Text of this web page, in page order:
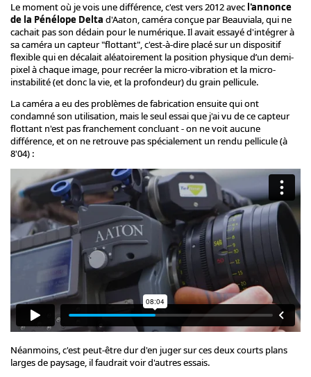
Le moment où je vois une différence, c'est vers 2012 avec l'annonce
de la Pénélope Delta d'Aaton, caméra conçue par Beauviala, qui ne
cachait pas son dédain pour le numérique. Il avait essayé d'intégrer à
sa caméra un capteur "flottant", c'est-à-dire placé sur un dispositif
flexible qui en décalait aléatoirement la position physique d’un demi-
pixel à chaque image, pour recréer la micro-vibration et la micro-
instabilité (et donc la vie, et la profondeur) du grain pellicule.
La caméra a eu des problèmes de fabrication ensuite qui ont
condamné son utilisation, mais le seul essai que j'ai vu de ce capteur
flottant n'est pas franchement concluant - on ne voit aucune
différence, et on ne retrouve pas spécialement un rendu pellicule (à
8'04) :
Néanmoins, c'est peut-être dur d'en juger sur ces deux courts plans
larges de paysage, il faudrait voir d'autres essais.